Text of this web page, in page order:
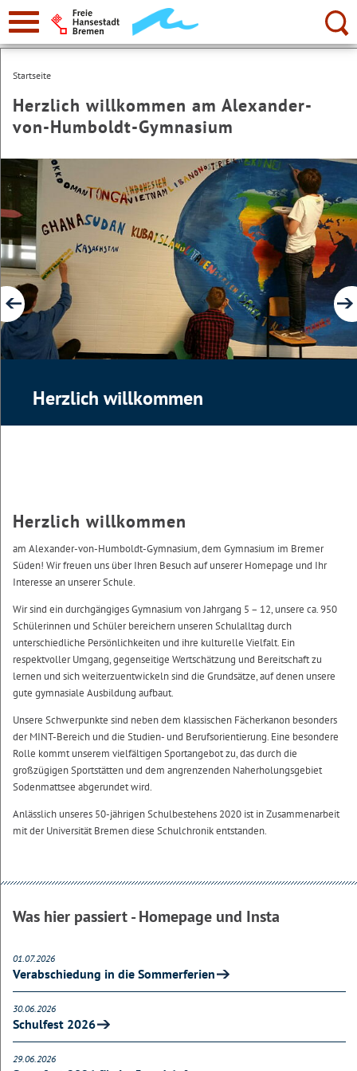
zur
Navigation
Suche:
Startseite
Herzlich willkommen am Alexander-
von-Humboldt-Gymnasium
Herzlich willkommen
Herzlich willkommen
am Alexander-von-Humboldt-Gymnasium, dem Gymnasium im Bremer
Süden! Wir freuen uns über Ihren Besuch auf unserer Homepage und Ihr
Interesse an unserer Schule.
Wir sind ein durchgängiges Gymnasium von Jahrgang 5 – 12, unsere ca. 950
Schülerinnen und Schüler bereichern unseren Schulalltag durch
unterschiedliche Persönlichkeiten und ihre kulturelle Vielfalt. Ein
respektvoller Umgang, gegenseitige Wertschätzung und Bereitschaft zu
lernen und sich weiterzuentwickeln sind die Grundsätze, auf denen unsere
gute gymnasiale Ausbildung aufbaut.
Unsere Schwerpunkte sind neben dem klassischen Fächerkanon besonders
der MINT-Bereich und die Studien- und Berufsorientierung. Eine besondere
Rolle kommt unserem vielfältigen Sportangebot zu, das durch die
großzügigen Sportstätten und dem angrenzenden Naherholungsgebiet
Sodenmattsee abgerundet wird.
Anlässlich unseres 50-jährigen Schulbestehens 2020 ist in Zusammenarbeit
mit der Universität Bremen diese Schulchronik entstanden.
Was hier passiert - Homepage und Insta
01.07.2026
Verabschiedung in die Sommerferien
30.06.2026
Schulfest 2026
29.06.2026